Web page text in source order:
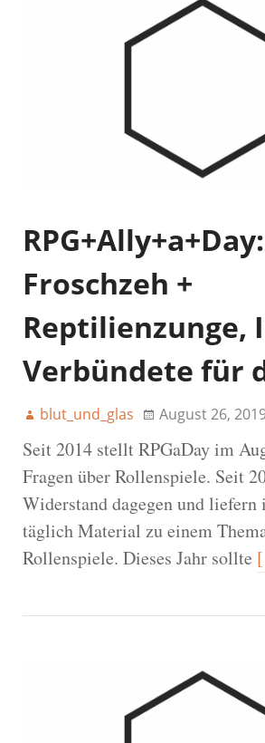
RPG+Ally+a+Day:
Froschzeh +
Reptilienzunge,
Verbündete für
blut_und_glas August 26,
Seit 2014 stellt RPGaDay im
Fragen über Rollenspiele. Seit
Widerstand dagegen und liefern
täglich Material zu einem
Rollenspiele. Dieses Jahr sollte